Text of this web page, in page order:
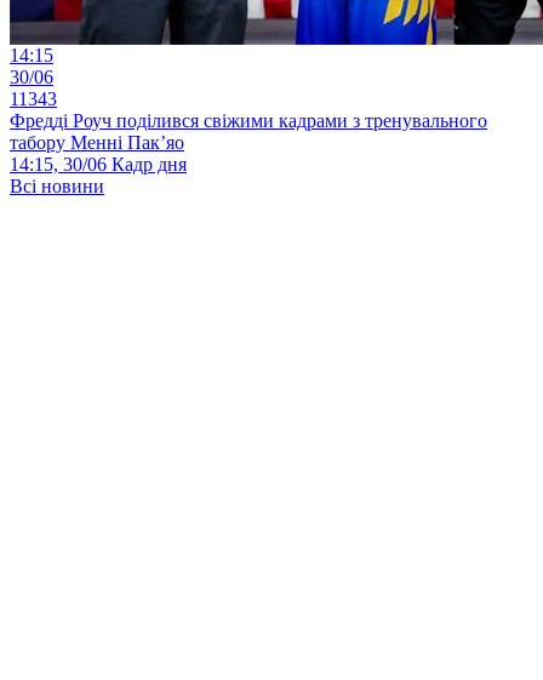
14:15
30/06
11343
Фредді Роуч поділився свіжими кадрами з тренувального
табору Менні Пак’яо
14:15, 30/06 Кадр дня
Всі новини